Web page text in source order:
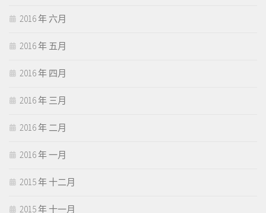
2016 年 六月
2016 年 五月
2016 年 四月
2016 年 三月
2016 年 二月
2016 年 一月
2015 年 十二月
2015 年 十一月